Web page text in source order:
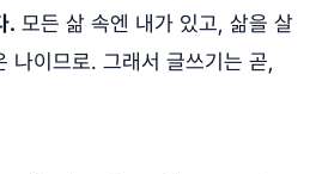
. 모든 삶 속엔 내가 있고, 삶을 살
나이므로. 그래서 글쓰기는 곧,